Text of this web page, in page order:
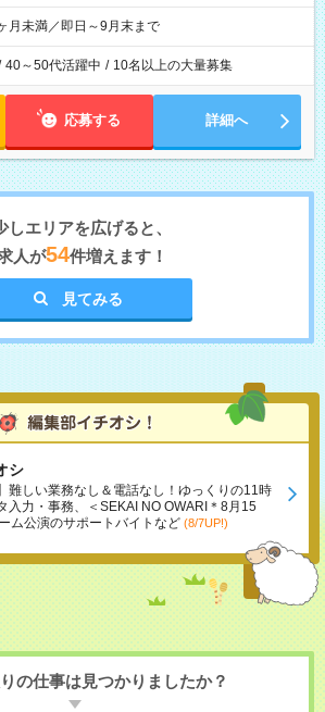
月未満／即日～9月末まで
40～50代活躍中 / 10名以上の大量募集
応募する 詳細へ
しエリアを広げると、
人が54件増えます！
見てみる
シ
難しい業務なし＆電話なし！ゆっくりの11時
入力・事務、＜SEKAI NO OWARI＊8月15
ム公演のサポートバイトなど (8/7UP!)
の仕事は見つかりましたか？